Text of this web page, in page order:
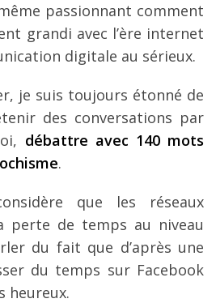
passionnant comment
grandi avec l’ère internet
digitale au sérieux.
je suis toujours étonné de
des conversations par
débattre avec 140 mots
.
que les réseaux
perte de temps au niveau
du fait que d’après une
du temps sur Facebook
heureux.